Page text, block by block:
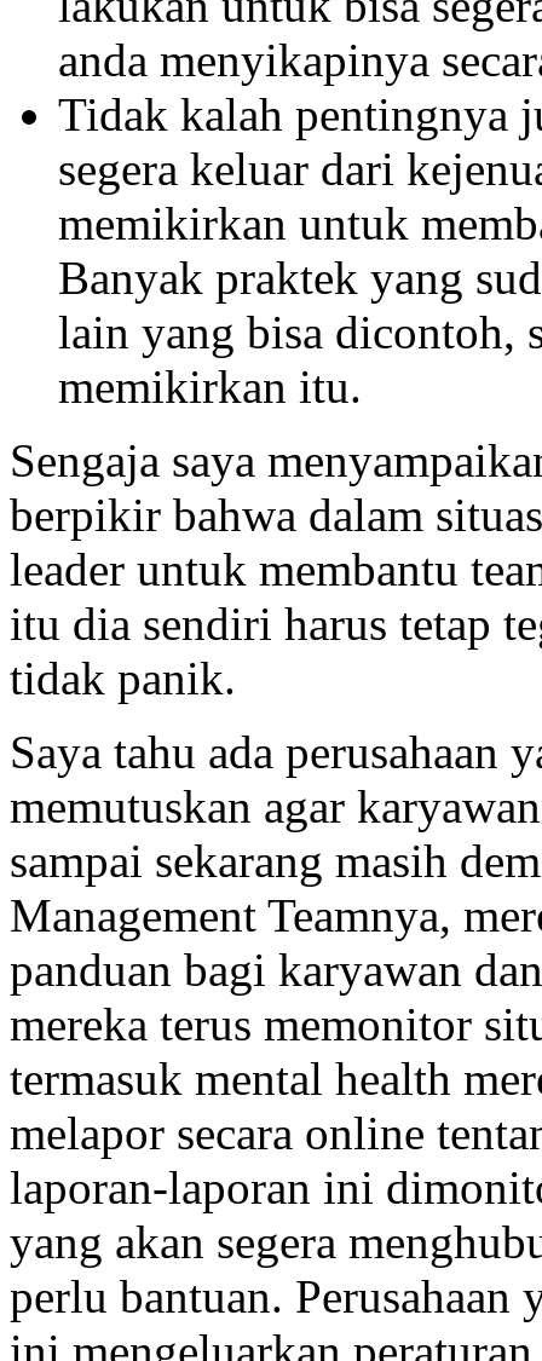
anda menyikapinya
Tidak kalah pentingnya
segera keluar dari
memikirkan untuk
Banyak praktek yang
lain yang bisa dicontoh,
memikirkan itu.
Sengaja saya
berpikir bahwa dalam
leader untuk membantu
itu dia sendiri harus tetap
tidak panik.
Saya tahu ada perusahaan
memutuskan agar
sampai sekarang masih
Management Teamnya,
panduan bagi karyawan
mereka terus memonitor
termasuk mental health
melapor secara online
laporan-laporan ini
yang akan segera
perlu bantuan. Perusahaan
ini mengeluarkan